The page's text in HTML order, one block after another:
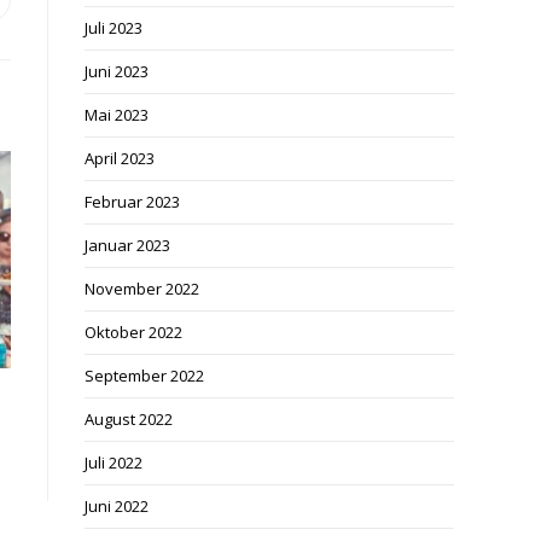
Juli 2023
Juni 2023
Mai 2023
April 2023
Februar 2023
Januar 2023
November 2022
Oktober 2022
September 2022
August 2022
Juli 2022
Juni 2022